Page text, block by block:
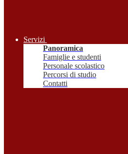
Servizi
Panoramica
Famiglie e studenti
Personale scolastico
Percorsi di studio
Contatti